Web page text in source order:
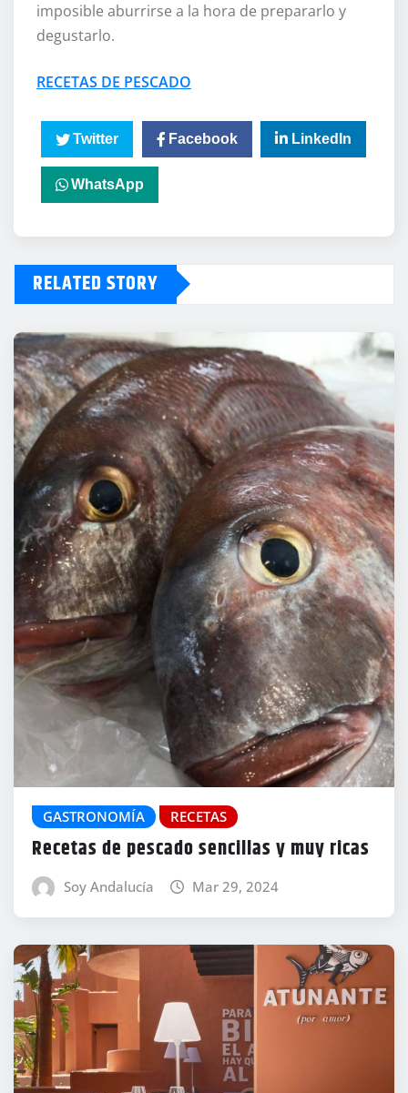
imposible aburrirse a la hora de prepararlo y
degustarlo.
RECETAS DE PESCADO
Twitter Facebook LinkedIn
WhatsApp
RELATED STORY
GASTRONOMÍA RECETAS
Recetas de pescado sencillas y muy ricas
Soy Andalucía Mar 29, 2024